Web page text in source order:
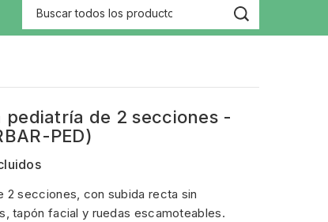
de 2 secciones -
PED)
2 secciones, con subida recta sin
tapón facial y ruedas escamoteables.